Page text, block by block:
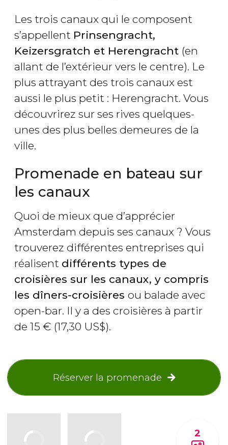
Les trois canaux qui le composent
s’appellent Prinsengracht,
Keizersgratch et Herengracht (en
allant de l’extérieur vers le centre). Le
plus attrayant des trois canaux est
aussi le plus petit : Herengracht. Vous
découvrirez sur ses rives quelques-
unes des plus belles demeures de la
ville.
Promenade en bateau sur
les canaux
Quoi de mieux que d’apprécier
Amsterdam depuis ses canaux ? Vous
trouverez différentes entreprises qui
réalisent différents types de
croisières sur les canaux, y compris
les dîners-croisières ou balade avec
open-bar. Il y a des croisières à partir
de 15 € (17,30 US$).
Réserver la promenade
2